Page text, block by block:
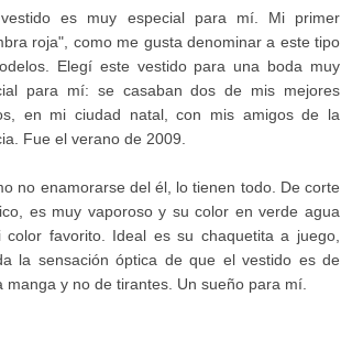
es muy especial para mí. Mi primer
roja", como me gusta denominar a este tipo
Elegí este vestido para una boda muy
para mí: se casaban dos de mis mejores
en mi ciudad natal, con mis amigos de la
Fue el verano de 2009.
no enamorarse del él, lo tienen todo. De corte
es muy vaporoso y su color en verde agua
color favorito. Ideal es su chaquetita a juego,
la sensación óptica de que el vestido es de
manga y no de tirantes. Un sueño para mí.